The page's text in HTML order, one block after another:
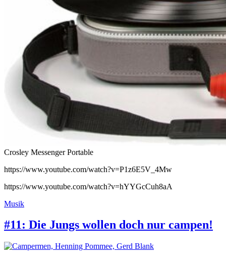
Crosley Messenger Portable
https://www.youtube.com/watch?v=P1z6E5V_4Mw
https://www.youtube.com/watch?v=hYYGcCuh8aA
Musik
#11: Die Jungs wollen doch nur campen!